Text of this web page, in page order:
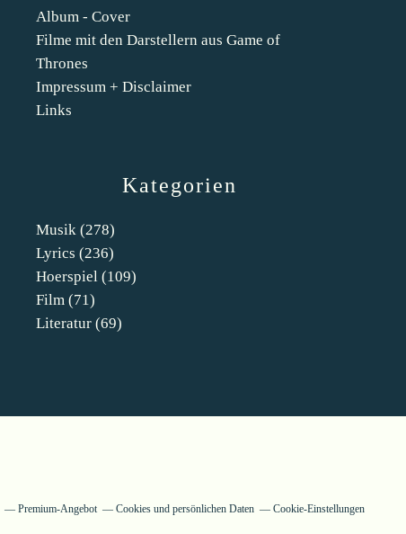
Kategorien
Musik (278)
Lyrics (236)
Hoerspiel (109)
Film (71)
Literatur (69)
Album - Cover
Filme mit den Darstellern aus Game of
Thrones
Impressum + Disclaimer
Links
Premium-Angebot Cookies und persönlichen Daten Cookie-Einstellungen